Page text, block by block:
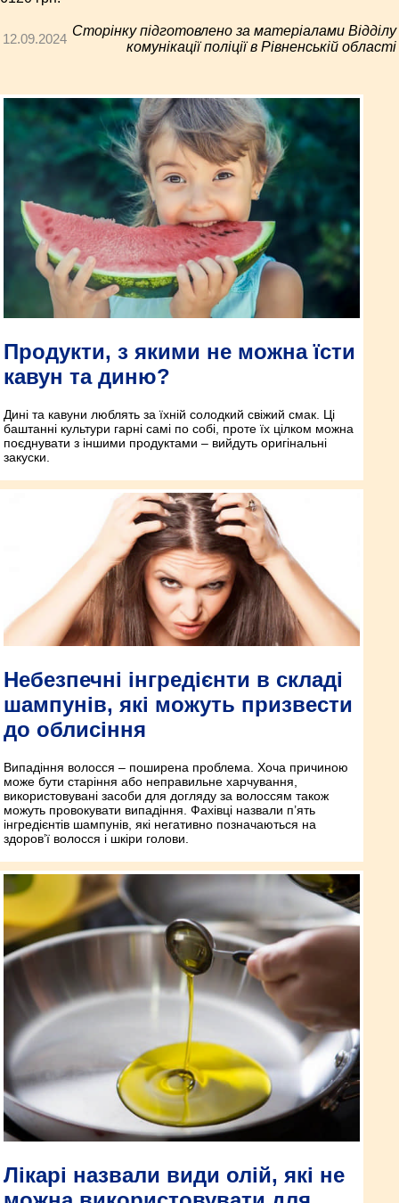
12.09.2024
Сторінку підготовлено за матеріалами Відділу
комунікації поліції в Рівненській області
Продукти, з якими не можна їсти
кавун та диню?
Дині та кавуни люблять за їхній солодкий свіжий смак. Ці
баштанні культури гарні самі по собі, проте їх цілком можна
поєднувати з іншими продуктами – вийдуть оригінальні
закуски.
Небезпечні інгредієнти в складі
шампунів, які можуть призвести
до облисіння
Випадіння волосся – поширена проблема. Хоча причиною
може бути старіння або неправильне харчування,
використовувані засоби для догляду за волоссям також
можуть провокувати випадіння. Фахівці назвали п’ять
інгредієнтів шампунів, які негативно позначаються на
здоров’ї волосся і шкіри голови.
Лікарі назвали види олій, які не